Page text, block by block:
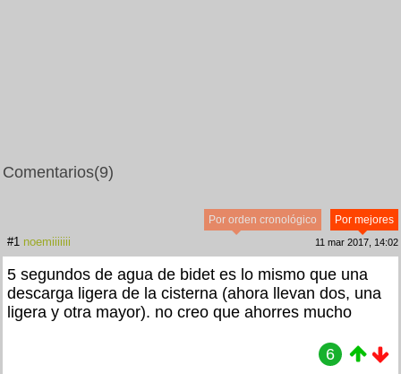
Comentarios(9)
Por mejores
Por orden cronológico
#1 noemiiiiiii 11 mar 2017, 14:02
5 segundos de agua de bidet es lo mismo que una
descarga ligera de la cisterna (ahora llevan dos, una
ligera y otra mayor). no creo que ahorres mucho
6